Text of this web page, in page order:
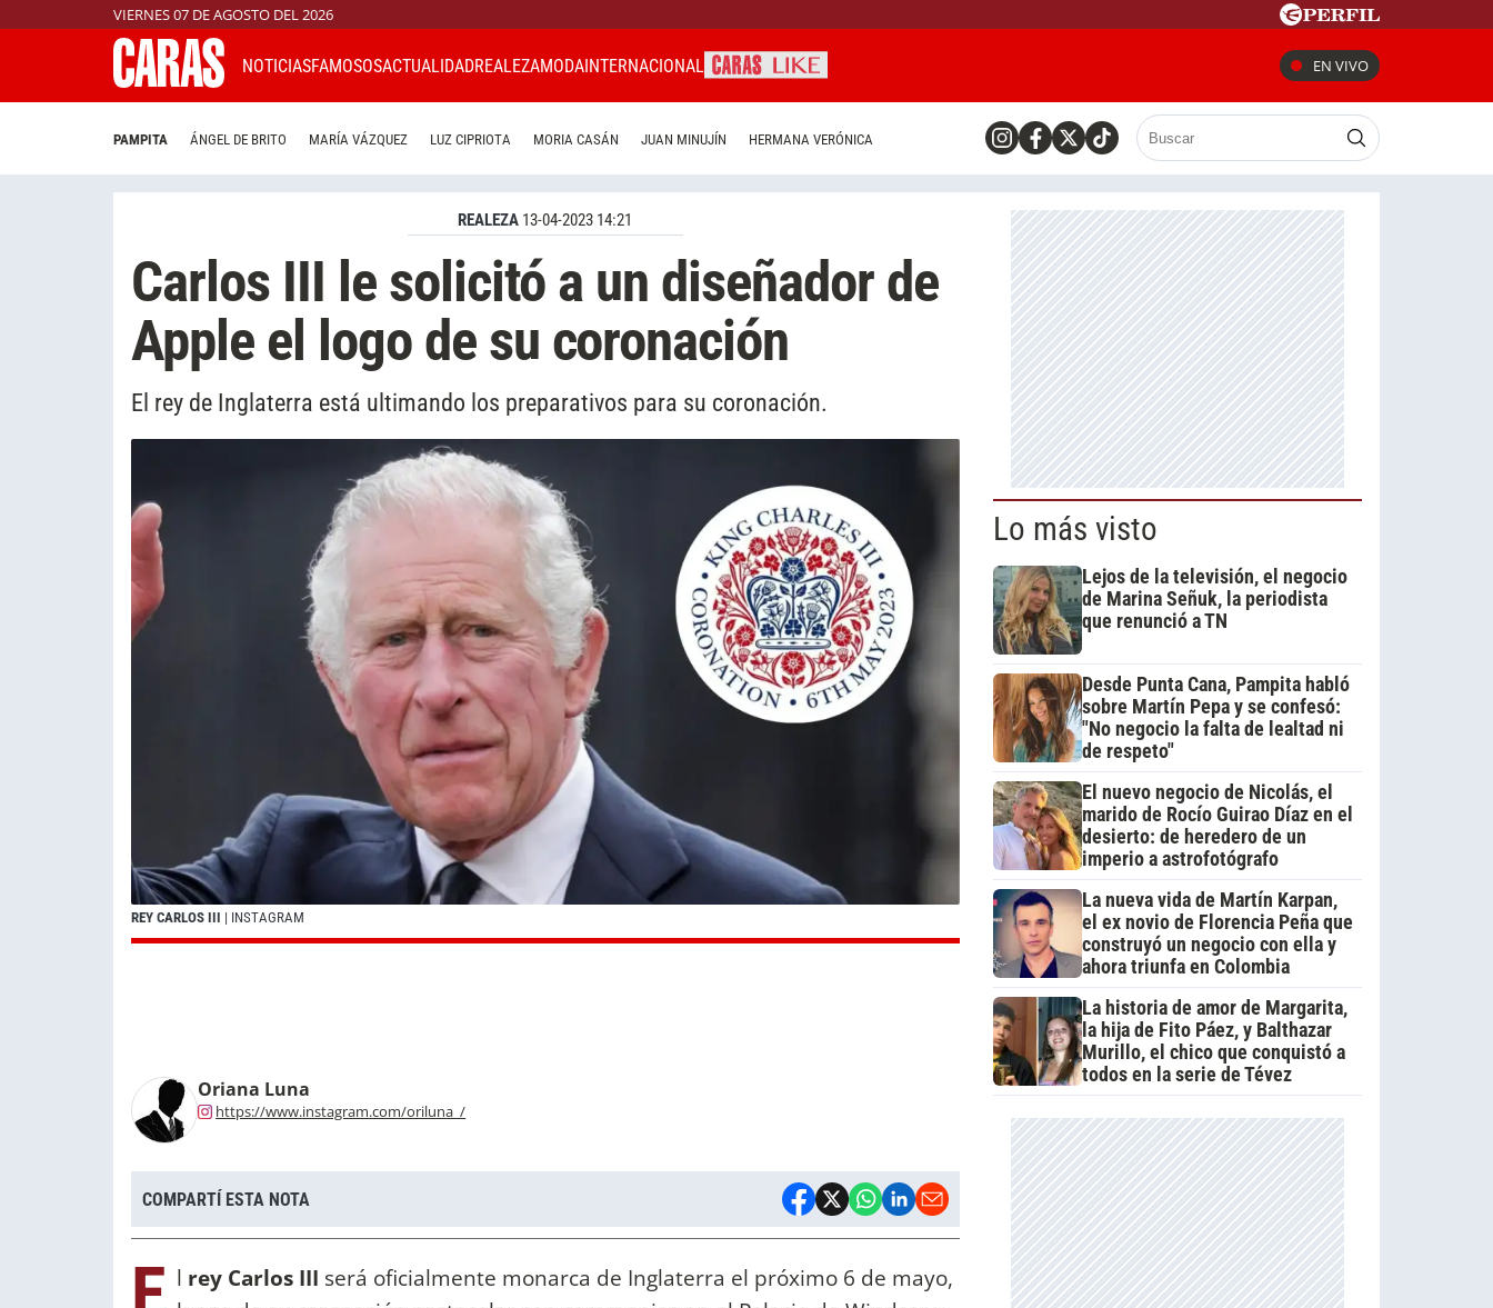
VIERNES 07 DE AGOSTO DEL 2026
NOTICIASFAMOSOSACTUALIDADREALEZAMODAINTERNACIONAL EN VIVO
PAMPITA ÁNGEL DE BRITO MARÍA VÁZQUEZ LUZ CIPRIOTA MORIA CASÁN JUAN MINUJÍN HERMANA VERÓNICA
REALEZA 13-04-2023 14:21
Carlos III le solicitó a un diseñador de
Apple el logo de su coronación
El rey de Inglaterra está ultimando los preparativos para su coronación.
REY CARLOS III | INSTAGRAM
Oriana Luna
https://www.instagram.com/oriluna_/
COMPARTÍ ESTA NOTA
l rey Carlos III será oficialmente monarca de Inglaterra el próximo 6 de mayo,
Lo más visto
Lejos de la televisión, el negocio
de Marina Señuk, la periodista
que renunció a TN
Desde Punta Cana, Pampita habló
sobre Martín Pepa y se confesó:
"No negocio la falta de lealtad ni
de respeto"
El nuevo negocio de Nicolás, el
marido de Rocío Guirao Díaz en el
desierto: de heredero de un
imperio a astrofotógrafo
La nueva vida de Martín Karpan,
el ex novio de Florencia Peña que
construyó un negocio con ella y
ahora triunfa en Colombia
La historia de amor de Margarita,
la hija de Fito Páez, y Balthazar
Murillo, el chico que conquistó a
todos en la serie de Tévez